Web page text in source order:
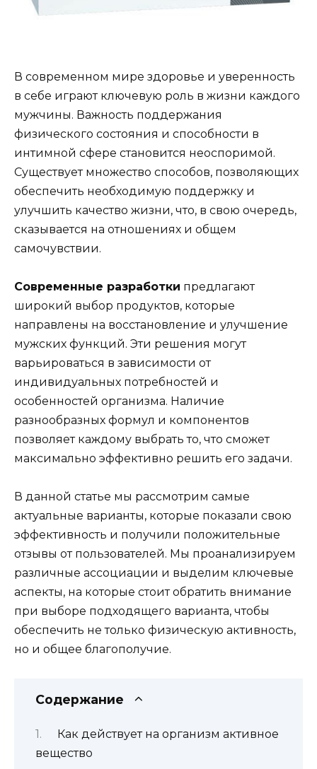
В современном мире здоровье и уверенность
в себе играют ключевую роль в жизни каждого
мужчины. Важность поддержания
физического состояния и способности в
интимной сфере становится неоспоримой.
Существует множество способов, позволяющих
обеспечить необходимую поддержку и
улучшить качество жизни, что, в свою очередь,
сказывается на отношениях и общем
самочувствии.
Современные разработки предлагают
широкий выбор продуктов, которые
направлены на восстановление и улучшение
мужских функций. Эти решения могут
варьироваться в зависимости от
индивидуальных потребностей и
особенностей организма. Наличие
разнообразных формул и компонентов
позволяет каждому выбрать то, что сможет
максимально эффективно решить его задачи.
В данной статье мы рассмотрим самые
актуальные варианты, которые показали свою
эффективность и получили положительные
отзывы от пользователей. Мы проанализируем
различные ассоциации и выделим ключевые
аспекты, на которые стоит обратить внимание
при выборе подходящего варианта, чтобы
обеспечить не только физическую активность,
но и общее благополучие.
Содержание
Как действует на организм активное
вещество